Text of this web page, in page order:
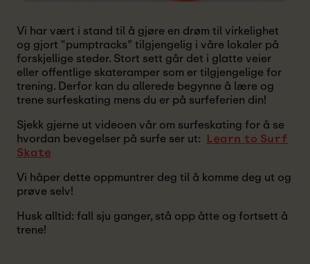
Vi har vært i stand til å gjøre en drøm til virkelighet
og gjort “pumptracks” tilgjengelig i våre lokaler på
forskjellige steder. Stort sett går det i glatte veier
eller offentlige skateramper som er tilgjengelige for
trening. Derfor kan du allerede begynne å lære og
trene surfeskating mens du er på surfeferien din!
Sjekk gjerne ut videoen vår om surfeskating for å se
hvordan bevegelser på surfe ser ut:
Learn to Surf
Skate
Vi håper dette oppmuntrer deg til å komme deg ut og
prøve selv!
Husk alltid: fall sju ganger, stå opp åtte og fortsett å
trene!